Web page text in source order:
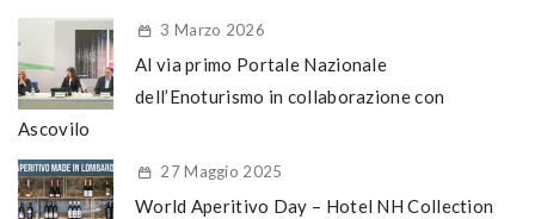
3 Marzo 2026
Al via primo Portale Nazionale
dell’Enoturismo in collaborazione con
Ascovilo
27 Maggio 2025
World Aperitivo Day – Hotel NH Collection